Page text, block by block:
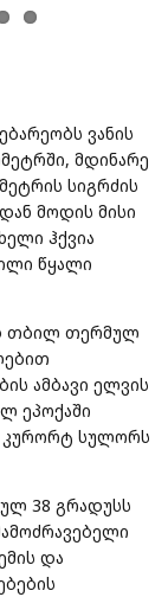
ვანის
მდინარე
სიგრძის
მოდის მისი
ჰქვია
წყალი
თბილ თერმულ
ამბავი ელვის
ეპოქაში
კურორტ სულორს
38 გრადუსს
და